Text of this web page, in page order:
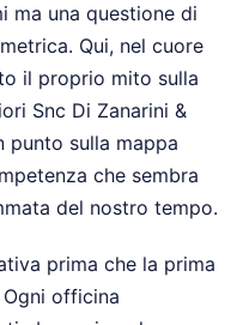
ma una questione di
Qui, nel cuore
il proprio mito sulla
Snc Di Zanarini &
punto sulla mappa
che sembra
del nostro tempo.
prima che la prima
officina